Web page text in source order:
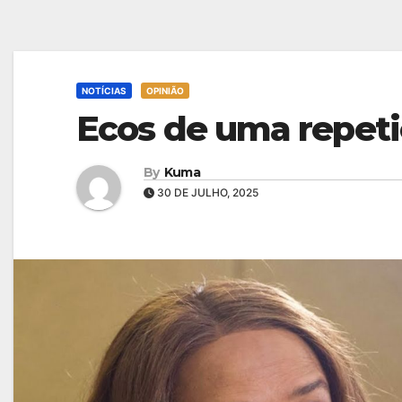
NOTÍCIAS OPINIÃO
Ecos de uma
By Kuma
30 DE JULHO, 2025